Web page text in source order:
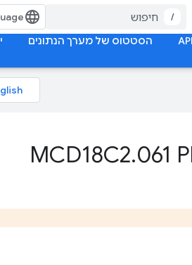
/
הסטטוס של מערך הנתונים
MCD18C2.061